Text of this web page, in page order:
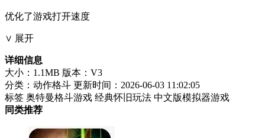
优化了游戏打开速度
∨ 展开
详细信息
大小：1.1MB 版本：V3
分类：动作格斗 更新时间：2026-06-03 11:02:05
标签 奥特曼格斗游戏 经典怀旧玩法 中文版模拟器游戏
同类推荐